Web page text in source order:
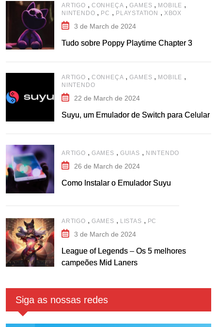
ARTIGO , CONHEÇA ,GAMES , MOBILE ,
NINTENDO , PC , PLAYSTATION , XBOX
3 de March de 2024
Tudo sobre Poppy Playtime Chapter 3
ARTIGO , CONHEÇA ,GAMES , MOBILE ,
NINTENDO
22 de March de 2024
Suyu, um Emulador de Switch para Celular
ARTIGO , GAMES , GUIAS , NINTENDO
26 de March de 2024
Como Instalar o Emulador Suyu
ARTIGO , GAMES , LISTAS , PC
3 de March de 2024
League of Legends – Os 5 melhores
campeões Mid Laners
Siga as nossas redes